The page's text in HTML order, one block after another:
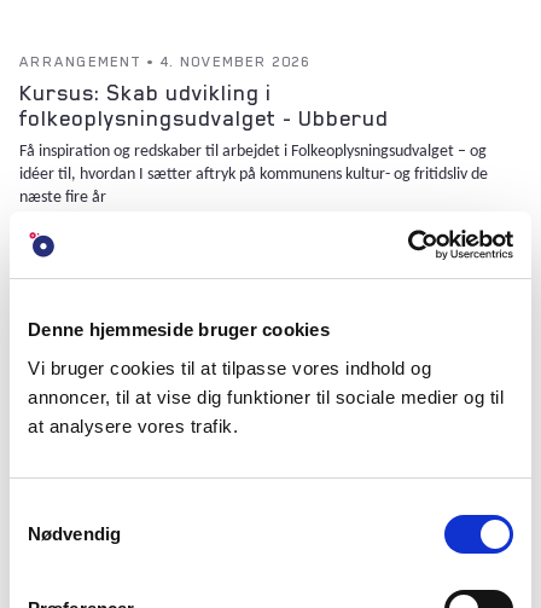
Denne hjemmeside bruger cookies
Vi bruger cookies til at tilpasse vores indhold og
annoncer, til at vise dig funktioner til sociale medier og til
at analysere vores trafik.
Nødvendig
ARRANGEMENT • 4. NOVEMBER 2026
Kursus: Skab udvikling i
folkeoplysningsudvalget - Ubberud
Få inspiration og redskaber til arbejdet i Folkeoplysningsudvalget – og
idéer til, hvordan I sætter aftryk på kommunens kultur- og fritidsliv de
næste fire år
Tidligere arrangementer
ARRANGEMENT • 17. JUNI 2026
beredskabsaktiviteter
styrke det lokale beredskab i et stort samarbejde med DR, bibliotekerne